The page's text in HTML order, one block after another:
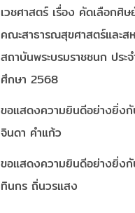
เวชศาสตร์ เรื่อง คัดเลือกศิษ
คณะสาธารณสุขศาสตร์และส
สถาบันพระบรมราชชนก ประ
ศึกษา 2568
ขอแสดงความยินดีอย่างยิ่ง
จินดา คำแก้ว
ขอแสดงความยินดีอย่างยิ่ง
ทินกร ถิ่นวรแสง